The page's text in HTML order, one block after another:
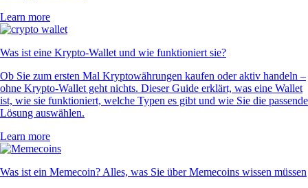
Learn more
Was ist eine Krypto-Wallet und wie funktioniert sie?
Ob Sie zum ersten Mal Kryptowährungen kaufen oder aktiv handeln –
ohne Krypto-Wallet geht nichts. Dieser Guide erklärt, was eine Wallet
ist, wie sie funktioniert, welche Typen es gibt und wie Sie die passende
Lösung auswählen.
Learn more
Was ist ein Memecoin? Alles, was Sie über Memecoins wissen müssen